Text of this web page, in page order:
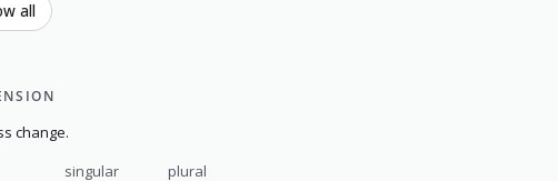
all
change.
singular
plural